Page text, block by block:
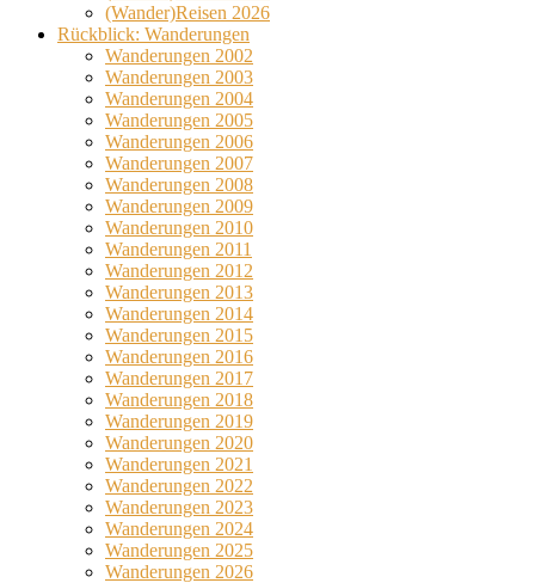
(Wander)Reisen 2026
Rückblick: Wanderungen
Wanderungen 2002
Wanderungen 2003
Wanderungen 2004
Wanderungen 2005
Wanderungen 2006
Wanderungen 2007
Wanderungen 2008
Wanderungen 2009
Wanderungen 2010
Wanderungen 2011
Wanderungen 2012
Wanderungen 2013
Wanderungen 2014
Wanderungen 2015
Wanderungen 2016
Wanderungen 2017
Wanderungen 2018
Wanderungen 2019
Wanderungen 2020
Wanderungen 2021
Wanderungen 2022
Wanderungen 2023
Wanderungen 2024
Wanderungen 2025
Wanderungen 2026